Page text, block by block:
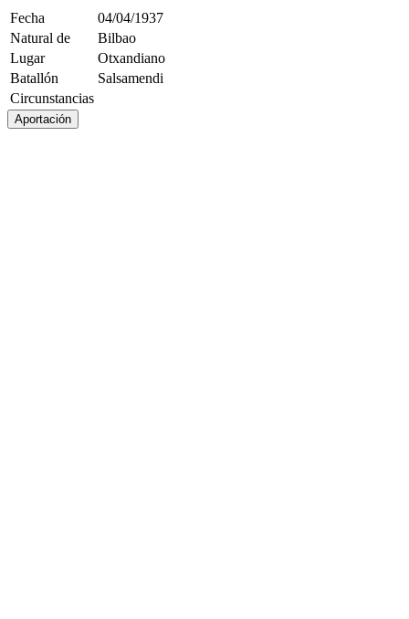
Fecha
04/04/1937
Natural de
Bilbao
Lugar
Otxandiano
Batallón
Salsamendi
Circunstancias